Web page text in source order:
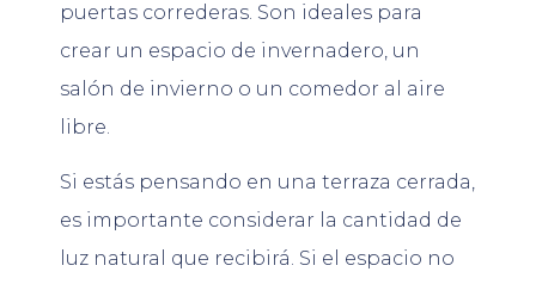
puertas correderas. Son ideales para
crear un espacio de invernadero, un
salón de invierno o un comedor al aire
libre.
Si estás pensando en una terraza cerrada,
es importante considerar la cantidad de
luz natural que recibirá. Si el espacio no